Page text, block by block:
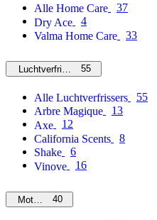
Alle Home Care
37
Dry Ace
4
Valma Home Care
33
Luchtverfrissers55
Alle Luchtverfrissers
55
Arbre Magique
13
Axe
12
California Scents
8
Shake
6
Vinove
16
Motorolie40